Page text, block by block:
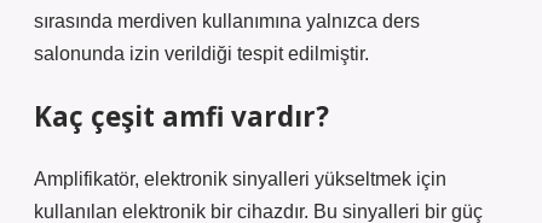
sırasında merdiven kullanımına yalnızca ders
salonunda izin verildiği tespit edilmiştir.
Kaç çeşit amfi vardır?
Amplifikatör, elektronik sinyalleri yükseltmek için
kullanılan elektronik bir cihazdır. Bu sinyalleri bir güç